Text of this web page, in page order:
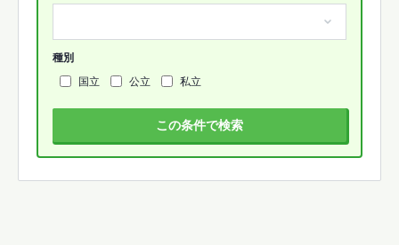
種別
国立
公立 私立
この条件で検索